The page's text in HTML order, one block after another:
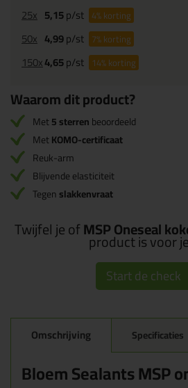
25x 5,15p/st 4%korting
50x 4,99p/st 7%korting
150x4,65p/st 14%korting
Waarom dit product?
Met5 sterrenbeoordeeld
MetKOMO-certificaat
Reuk-arm
Blijvende elasticiteit
Tegenslakkenvraat
Twijfel je ofMSP Oneseal
product is voor
Start de check
Omschrijving Specificaties
Bloem Sealants MSP